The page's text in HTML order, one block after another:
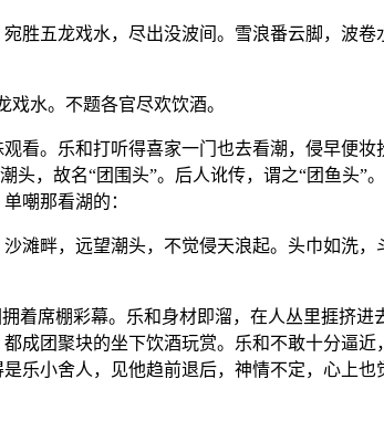
胜五龙戏水，尽出没波间。雪浪番云脚，波
水。不题各官尽欢饮酒。
看。乐和打听得喜家一门也去看潮，侵早便
头，故名“团围头”。后人讹传，谓之“团鱼头
嘲那看湖的：
滩畔，远望潮头，不觉侵天浪起。头巾如洗
着席棚彩幕。乐和身材即溜，在人丛里捱挤
成团聚块的坐下饮酒玩赏。乐和不敢十分逼
乐小舍人，见他趋前退后，神情不定，心上